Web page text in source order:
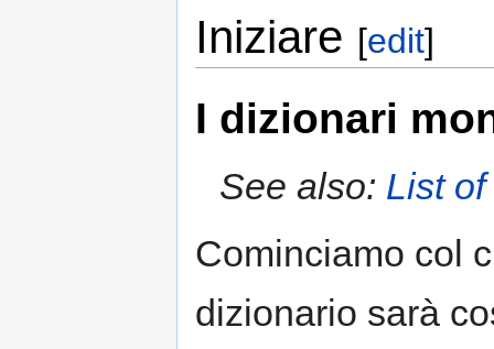
Iniziare [edit]
I dizionari
See also: List
Cominciamo col
dizionario sarà